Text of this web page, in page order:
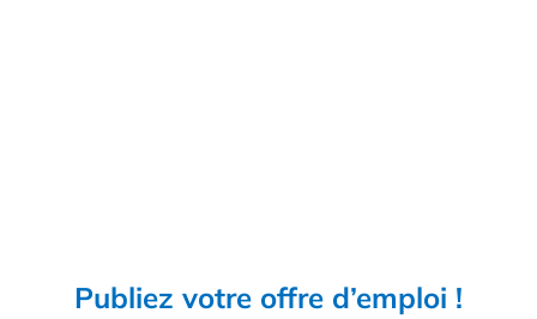
Publiez votre offre d’emploi !